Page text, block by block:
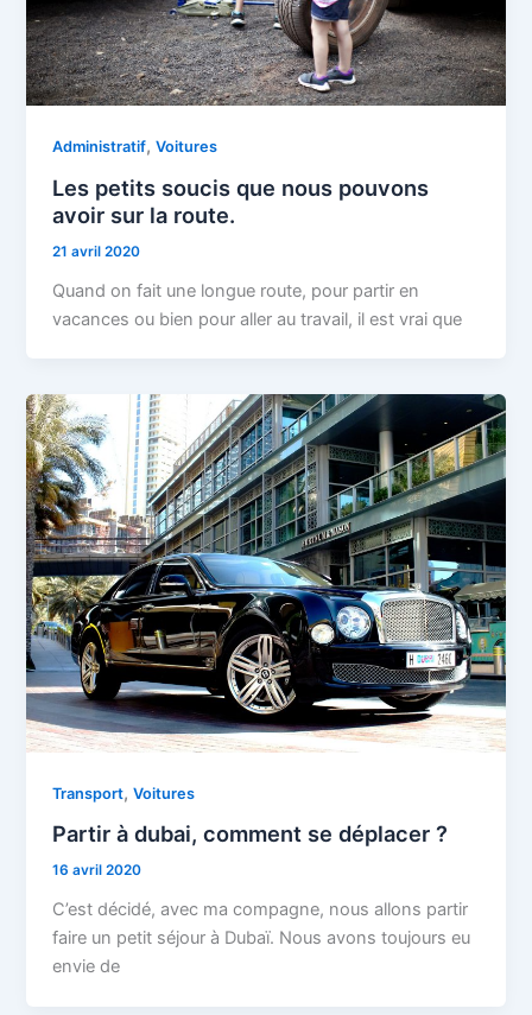
Administratif,Voitures
Les petits soucis que nous pouvons
avoir sur la route.
21 avril 2020
Quand on fait une longue route, pour partir en
vacances ou bien pour aller au travail, il est vrai que
Transport,Voitures
Partir à dubai, comment se déplacer ?
16 avril 2020
C’est décidé, avec ma compagne, nous allons partir
faire un petit séjour à Dubaï. Nous avons toujours eu
envie de